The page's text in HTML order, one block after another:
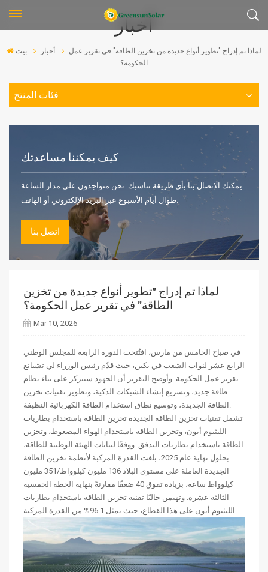
أخبار
بيت أخبار
لماذا تم إدراج "تطوير أنواع جديدة من تخزين الطاقة" في تقرير عمل
الحكومة؟
فئات المنتج
كيف يمكننا مساعدتك
يمكنك الاتصال بنا بأي طريقة تناسبك. نحن متواجدون على مدار الساعة
طوال أيام الأسبوع عبر البريد الإلكتروني أو الهاتف.
اتصل بنا
لماذا تم إدراج "تطوير أنواع جديدة من تخزين
الطاقة" في تقرير عمل الحكومة؟
Mar 10, 2026
في صباح الخامس من مارس، افتُتحت الدورة الرابعة للمجلس الوطني
الرابع عشر لنواب الشعب في بكين، حيث قدّم رئيس الوزراء لي تشيانغ
تقرير عمل الحكومة. وأوضح التقرير أن الجهود ستتركز على بناء نظام
طاقة جديد، وتسريع إنشاء الشبكات الذكية، وتطوير تقنيات تخزين
الطاقة الجديدة، وتوسيع نطاق استخدام الطاقة الكهربائية النظيفة.
تشمل تقنيات تخزين الطاقة الجديدة تخزين الطاقة باستخدام بطاريات
الليثيوم أيون، وتخزين الطاقة باستخدام الهواء المضغوط، وتخزين
الطاقة باستخدام بطاريات التدفق. ووفقًا لبيانات الهيئة الوطنية للطاقة،
بحلول نهاية عام 2025، بلغت القدرة المركبة لأنظمة تخزين الطاقة
الجديدة العاملة على مستوى البلاد 136 مليون كيلوواط/351 مليون
كيلوواط ساعة، بزيادة تفوق 40 ضعفًا مقارنةً بنهاية الخطة الخمسية
الثالثة عشرة. وتهيمن حاليًا تقنية تخزين الطاقة باستخدام بطاريات
الليثيوم أيون على هذا القطاع، حيث تمثل 96.1% من القدرة المركبة.